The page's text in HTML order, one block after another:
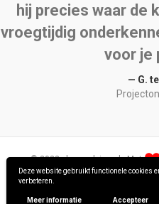
Deze website gebruikt functionele cookies
verbeteren.
Meer informatie Accepteer
hij precies waar de
vroegtijdig
voor je
— G.
© 2022 · hpm-advies.nl · Met